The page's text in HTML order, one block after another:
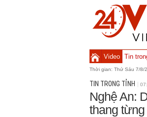
Video Tin
Thời gian: Thứ Sáu 7/8/
TIN TRONG TỈNH
Nghệ An:
thang